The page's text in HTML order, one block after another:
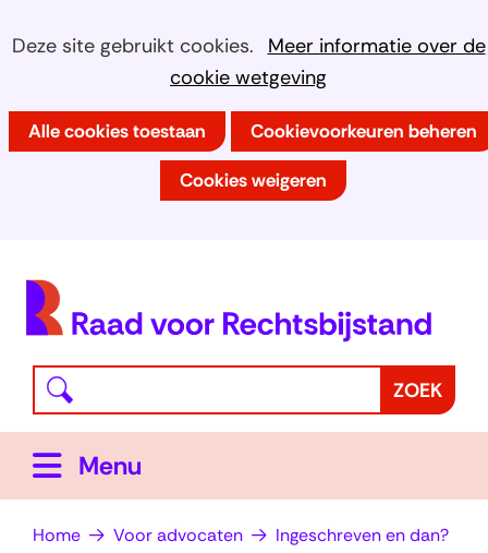
Cookies
Deze site gebruikt cookies.
Meer informatie over de
cookie wetgeving
Hier
het
gebruik
website
worden
toegestaan
Alle cookies toestaan Cookievoorkeuren beheren
Cookies weigeren
naar
de
inhoud
Waar
bent
naar
op
zoek?
ZOEK
Menu
Home Voor advocaten
Ingeschreven en dan?